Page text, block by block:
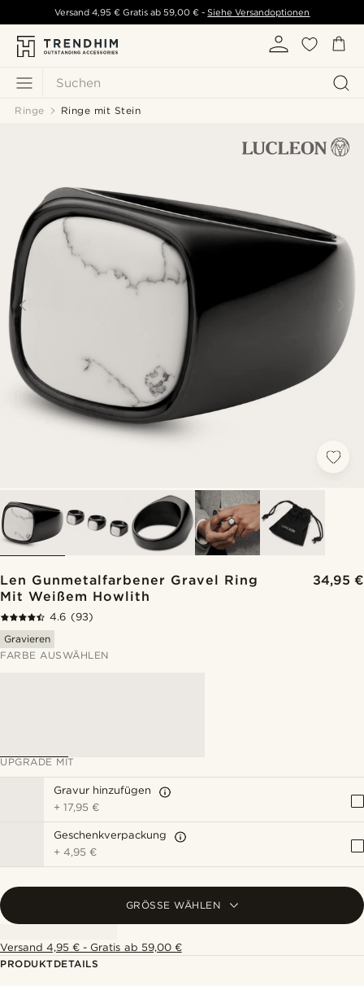
Suchen
Versand 4,95 € Gratis ab59,00 € - Siehe Versandoptionen
Ringe Ringe mit Stein
Len Gunmetalfarbener Gravel Ring
Mit Weißem Howlith
34,95 €
4.6 (93)
Gravieren
FARBE AUSWÄHLEN
UPGRADE MIT
Gravur hinzufügen
+17,95 €
Geschenkverpackung
+4,95 €
GRÖSSE WÄHLEN
Versand 4,95 € - Gratis ab 59,00 €
PRODUKTDETAILS